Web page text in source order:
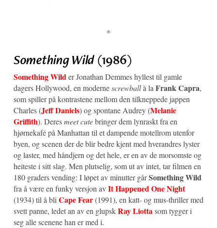
*
Something Wild (1986)
Something Wilder Jonathan Demmes hyllest til gamle
dagers Hollywood, en modernescrewballà laFrank Capra,
som spiller på kontrastene mellom den tilkneppede jappen
Charles (Jeff Daniels) og spontane Audrey (Melanie
Griffith). Deresmeet cutebringer dem lynraskt fra en
hjørnekafé på Manhattan til et dampende motellrom utenfor
byen, og scenen der de blir bedre kjent med hverandres lyster
og laster, med håndjern og det hele, er en av de morsomste og
heiteste i sitt slag. Men plutselig, som ut av intet, tar filmen en
180 graders vending: I løpet av minutter gårSomething Wild
fra å være en funky versjon avIt Happened One Night
(1934) til å bliCape Fear(1991), en katt- og mus-thriller med
svett panne, ledet an av en glupskRay Liottasom tygger i
seg alle scenene han er med i.